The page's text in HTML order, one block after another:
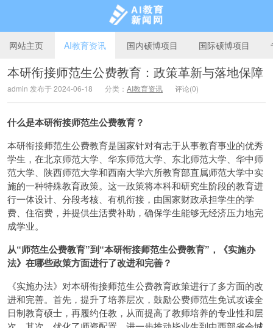
AI教育新闻网
网站主页 AI教育资讯 国内硕博项目 国际硕博项目
本研衔接师范生公费教育：政策革新与落地保障
admin 发布于 2024-06-18 分类： AI教育资讯 评论(0)
什么是本研衔接师范生公费教育？
本研衔接师范生公费教育是国家针对有志于从事教育事业的优秀
学生，在北京师范大学、华东师范大学、东北师范大学、华中师
范大学、陕西师范大学和西南大学六所教育部直属师范大学中实
施的一种特殊教育政策。这一政策将本科和研究生阶段的教育进
行一体设计、分段考核、有机衔接，由国家财政承担学生的学
费、住宿费，并提供生活费补助，确保学生能够无经济压力地完
成学业。
从“师范生公费教育”到“本研衔接师范生公费教育”，《实施办
法》在哪些政策方面进行了改进和完善？
《实施办法》对本研衔接师范生公费教育政策进行了多方面的改
进和完善。首先，提升了培养层次，鼓励公费师范生免试攻读全
日制教育硕士，再履约任教，从而提高了教师培养的专业性和层